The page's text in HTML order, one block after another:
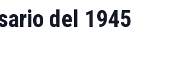
del 1945